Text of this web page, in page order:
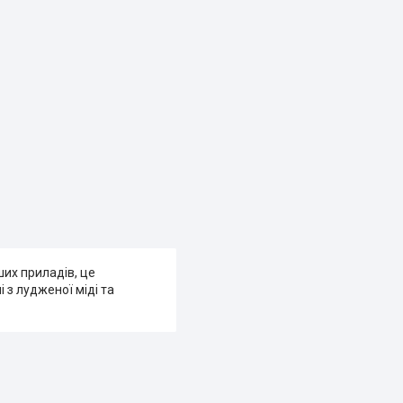
приладів, це
з лудженої міді та